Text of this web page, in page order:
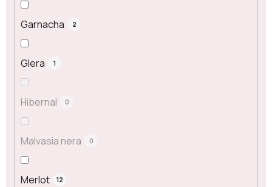
Garnacha 2
Glera 1
Hibernal 0
Malvasia nera 0
Merlot 12